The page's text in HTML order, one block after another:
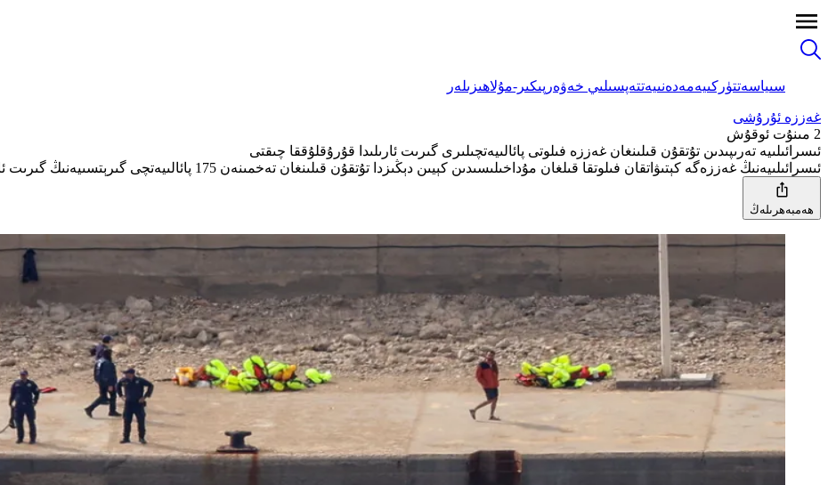
سىياسەتتۈركىيەمەدەنىيەتتەپسىلىي خەۋەر پىكىر-مۇلاھىزىلەر
غەززە ئۇرۇشى
2 مىنۇت ئوقۇش
ئىسرائىلىيە تەرىپىدىن تۇتقۇن قىلىنغان غەززە فىلوتى پائالىيەتچىلىرى گىرىت ئارىلىدا قۇرۇقلۇققا چىقتى
ئىسرائىلىيەنىڭ غەززەگە كېتىۋاتقان فىلوتقا قىلغان مۇداخىلىسىدىن كېيىن دېڭىزدا تۇتقۇن قىلىنغان تەخمىنەن 175 پائالىيەتچى گىرېتسىيەنىڭ گىرىت ئارىلىغا ئېلىپ بېرىلدى.
ھەمبەھرىلەڭ